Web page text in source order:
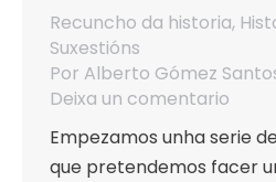
Recuncho da historia,
Suxestións
Por Alberto Gómez
Deixa un comentario
Empezamos unha serie
que pretendemos facer